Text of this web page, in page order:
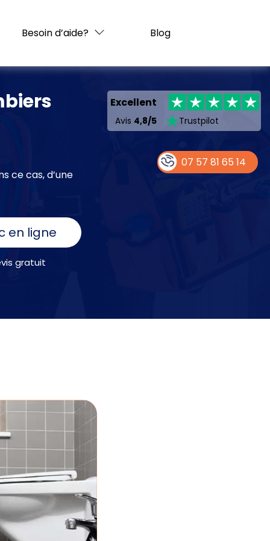
Besoin d’aide? Blog
ce cas, d’une
en ligne
gratuit
Excellent
Avis 4,8/5 Trustpilot
07 57 81 65 14